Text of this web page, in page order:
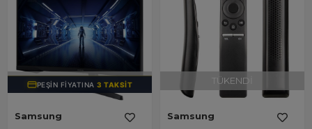
TÜKENDI
PEŞIN FIYATINA3 TAKSIT
Samsung
TÜKENDI
Samsung